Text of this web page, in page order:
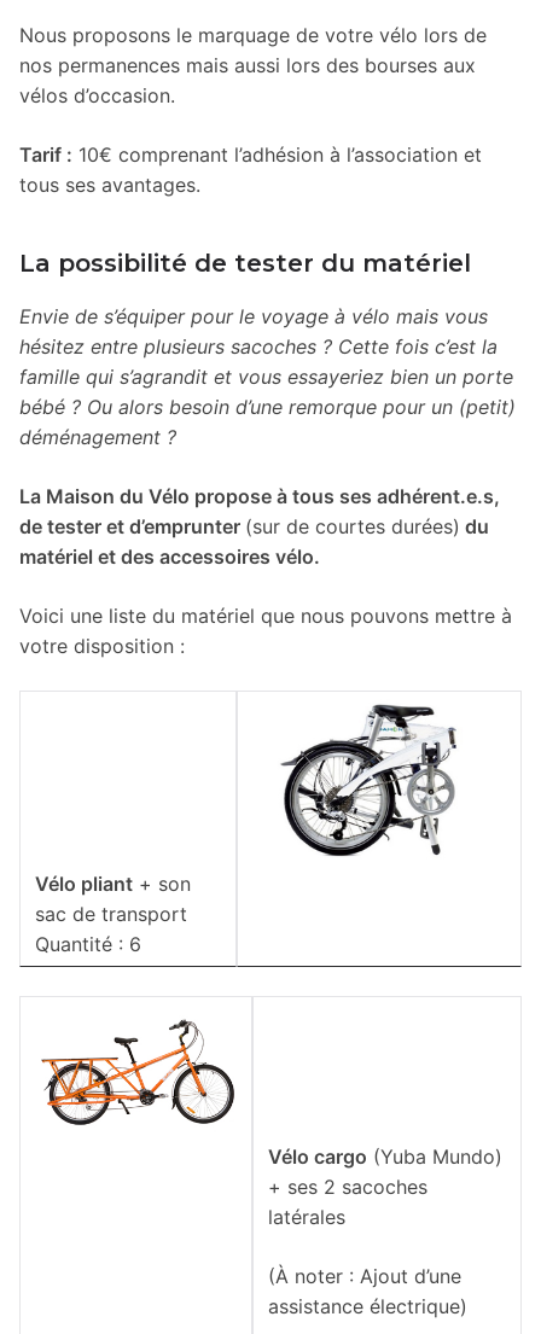
Nous proposons le marquage de votre vélo lors de
nos permanences mais aussi lors des bourses aux
vélos d’occasion.
Tarif : 10€ comprenant l’adhésion à l’association et
tous ses avantages.
La possibilité de tester du matériel
Envie de s’équiper pour le voyage à vélo mais vous
hésitez entre plusieurs sacoches ? Cette fois c’est la
famille qui s’agrandit et vous essayeriez bien un porte
bébé ? Ou alors besoin d’une remorque pour un (petit)
déménagement ?
La Maison du Vélo propose à tous ses adhérent.e.s,
de tester et d’emprunter (sur de courtes durées) du
matériel et des accessoires vélo.
Voici une liste du matériel que nous pouvons mettre à
votre disposition :
Vélo pliant + son
sac de transport
Quantité : 6
Vélo cargo (Yuba Mundo)
+ ses 2 sacoches
latérales
(À noter : Ajout d’une
assistance électrique)